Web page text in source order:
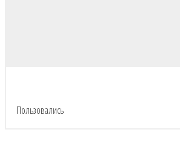
Пользовались